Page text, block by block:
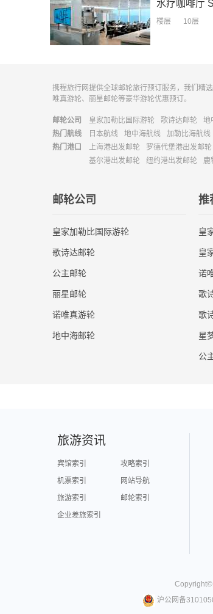
水疗咖啡厅
楼层 10层
携程旅行网提供全球邮轮旅行预订服务，我们精
唯真游轮、丽星邮轮等豪华游轮优惠预订。
邮轮公司 皇家加勒比国际游轮 歌诗达邮轮 地
热门航线
日本航线 地中海航线 加勒比海航线
热门港口
上海港出发邮轮 罗德代堡港出发邮轮
基尔港出发邮轮
纽约港出发邮轮 鹿
邮轮公司
皇家加勒比国际游轮
歌诗达邮轮
公主邮轮
丽星邮轮
诺唯真游轮
地中海邮轮
推
皇
皇
诺
歌
歌
星
公
旅游资讯
宾馆索引
攻略索引
机票索引
网站导航
旅游索引
邮轮索引
企业差旅索引
Copyright©
沪公网备